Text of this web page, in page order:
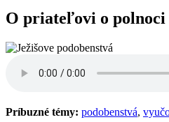
O priateľovi o polnoci
Príbuzné témy: podobenstvá,